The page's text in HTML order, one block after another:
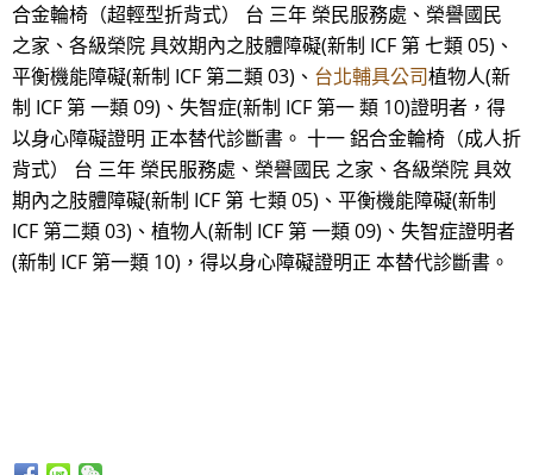
合金輪椅（超輕型折背式） 台 三年 榮民服務處、榮譽國民
之家、各級榮院 具效期內之肢體障礙(新制 ICF 第 七類 05)、
平衡機能障礙(新制 ICF 第二類 03)、 台北輔具公司植物人(新
制 ICF 第 一類 09)、失智症(新制 ICF 第一 類 10)證明者，得
以身心障礙證明 正本替代診斷書。 十一 鋁合金輪椅（成人折
背式） 台 三年 榮民服務處、榮譽國民 之家、各級榮院 具效
期內之肢體障礙(新制 ICF 第 七類 05)、平衡機能障礙(新制
ICF 第二類 03)、植物人(新制 ICF 第 一類 09)、失智症證明者
(新制 ICF 第一類 10)，得以身心障礙證明正 本替代診斷書。